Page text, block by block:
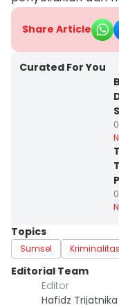
Share Article
Curated For You
Topics
Sumsel
Editorial Team
Editor
Hafidz Trijatnika